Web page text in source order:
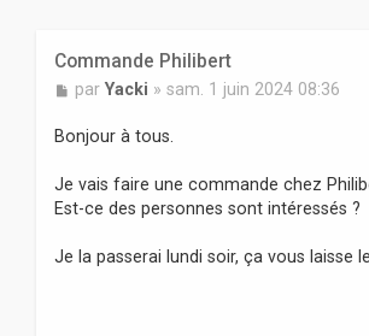
Commande Philibert
M
s
s
g
e
par Yacki » sam. 1 juin 2024 08:36
Bonjour à tous.
Je vais faire une commande chez
Est-ce des personnes sont intéressés ?
Je la passerai lundi soir, ça vous laisse